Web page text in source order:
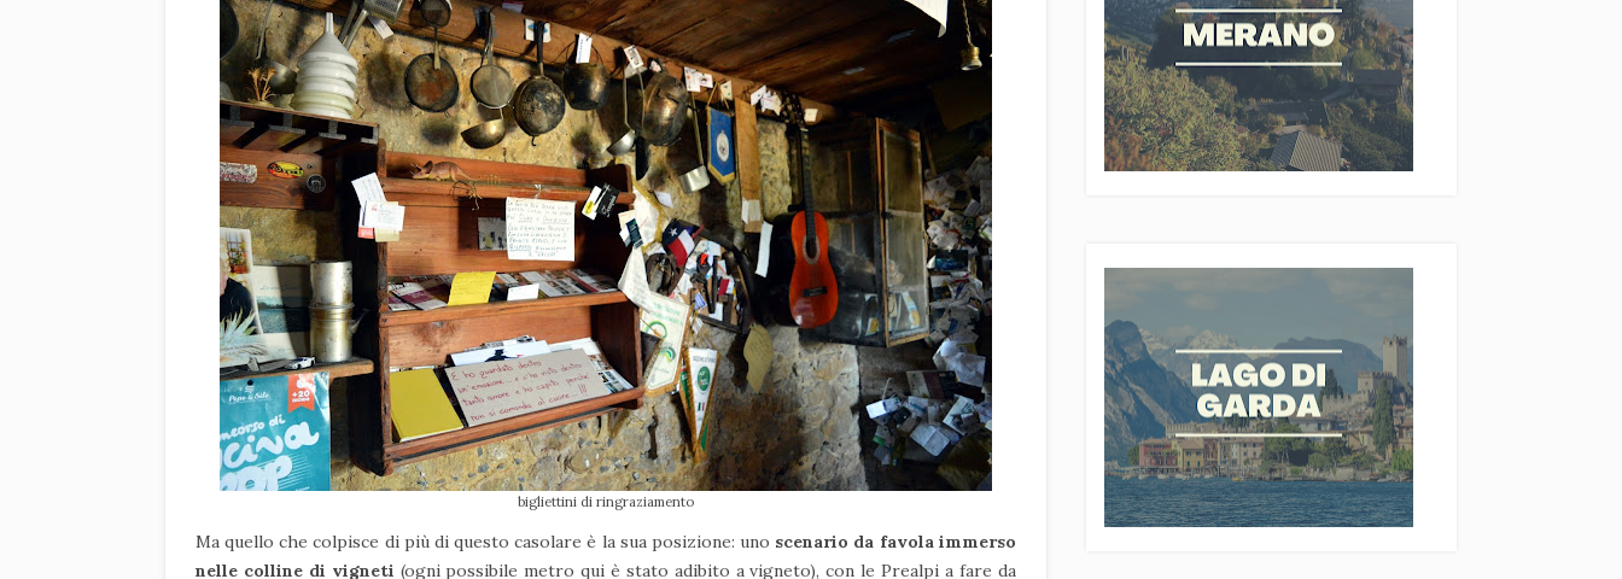
bigliettini di ringraziamento
Ma quello che colpisce di più di questo casolare è la sua posizione: uno scenario da favola immerso
nelle colline di vigneti (ogni possibile metro qui è stato adibito a vigneto), con le Prealpi a fare da